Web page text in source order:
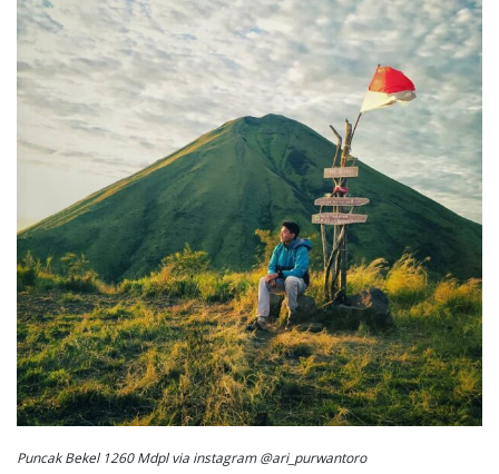
Puncak Bekel 1260 Mdpl via instagram @ari_purwantoro